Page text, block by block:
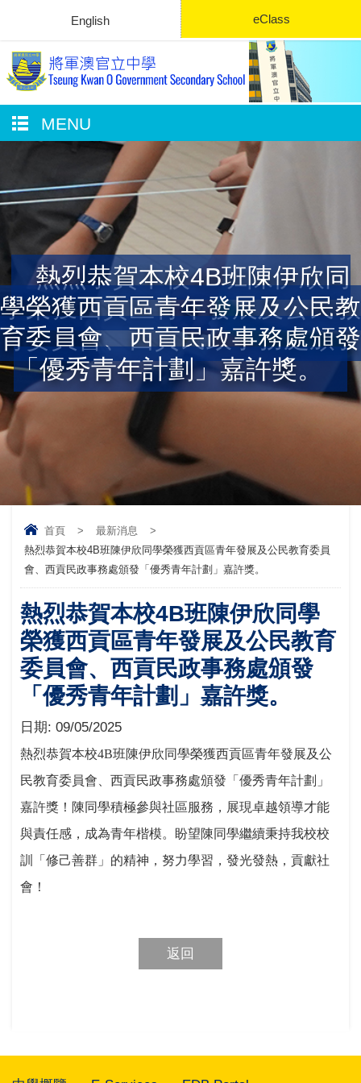
English eClass
MENU
熱烈恭賀本校4B班陳伊欣同
學榮獲西貢區青年發展及公民教
育委員會、西貢民政事務處頒發
「優秀青年計劃」嘉許獎。
首頁 > 最新消息
>
熱烈恭賀本校4B班陳伊欣同學榮獲西貢區青年發展及公民教育委員
會、西貢民政事務處頒發「優秀青年計劃」嘉許獎。
熱烈恭賀本校4B班陳伊欣同學
榮獲西貢區青年發展及公民教育
委員會、西貢民政事務處頒發
「優秀青年計劃」嘉許獎。
日期: 09/05/2025
熱烈恭賀本校4B班陳伊欣同學榮獲西貢區青年發展及公
民教育委員會、西貢民政事務處頒發「優秀青年計劃」
嘉許獎！陳同學積極參與社區服務，展現卓越領導才能
與責任感，成為青年楷模。盼望陳同學繼續秉持我校校
訓「修己善群」的精神，努力學習，發光發熱，貢獻社
會！
返回